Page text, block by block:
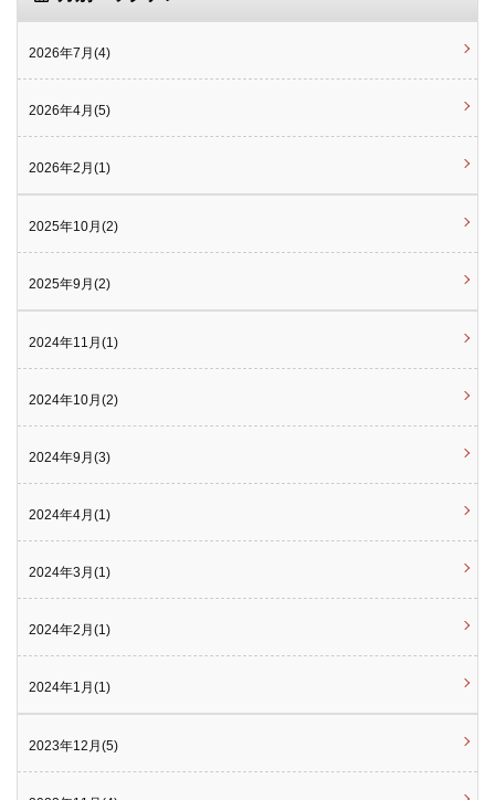
2026年7月(4)
2026年4月(5)
2026年2月(1)
2025年10月(2)
2025年9月(2)
2024年11月(1)
2024年10月(2)
2024年9月(3)
2024年4月(1)
2024年3月(1)
2024年2月(1)
2024年1月(1)
2023年12月(5)